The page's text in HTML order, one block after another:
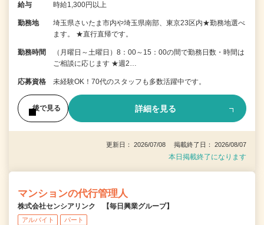
給与 時給1,300円以上
勤務地
埼玉県さいたま市内や埼玉県南部、東京23区内★勤務地選べ
ます。 ★直行直帰です。
勤務時間
（月曜日～土曜日）8：00～15：00の間で勤務日数・時間は
ご相談に応じます ★週2…
応募資格 未経験OK！70代のスタッフも多数活躍中です。
後で見る 詳細を見る
更新日： 2026/07/08 掲載終了日： 2026/08/07
本日掲載終了になります
マンションの代行管理人
株式会社センシアリンク 【毎日興業グループ】
アルバイト パート